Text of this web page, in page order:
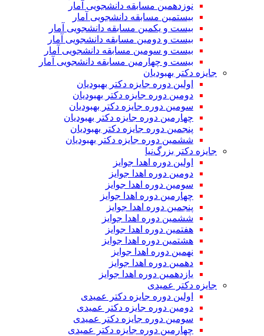
نوزدهمین مسابقه دانشجویی آمار
بیستمین مسابقه دانشجویی آمار
بیست و یکمین مسابقه دانشجویی آمار
بیست و دومین مسابقه دانشجویی آمار
بیست و سومین مسابقه دانشجویی آمار
بیست و چهارمین مسابقه دانشجویی آمار
جایزه دکتر بهبودیان
اولین دوره جایزه دکتر بهبودیان
دومین دوره جایزه دکتر بهبودیان
سومین دوره جایزه دکتر بهبودیان
چهارمین دوره جایزه دکتر بهبودیان
پنجمین دوره جایزه دکتر بهبودیان
ششمین دوره جایزه دکتر بهبودیان
جایزه دکتر بزرگ‌نیا
اولین دوره اهدا جوایز
دومین دوره اهدا جوایز
سومین دوره اهدا جوایز
چهارمین دوره اهدا جوایز
پنجمین دوره اهدا جوایز
ششمین دوره اهدا جوایز
هفتمین دوره اهدا جوایز
هشتمین دوره اهدا جوایز
نهمین دوره اهدا جوایز
دهمین دوره اهدا جوایز
یازدهمین دوره اهدا جوایز
جایزه دکتر عمیدی
اولین دوره جایزه دکتر عمیدی
دومین دوره جایزه دکتر عمیدی
سومین دوره جایزه دکتر عمیدی
چهارمین دوره جایزه دکتر عمیدی